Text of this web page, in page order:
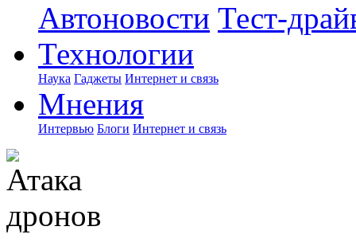
Автоновости Тест-
Технологии
Наука Гаджеты Интернет и связь
Мнения
Интервью Блоги Интернет и связь